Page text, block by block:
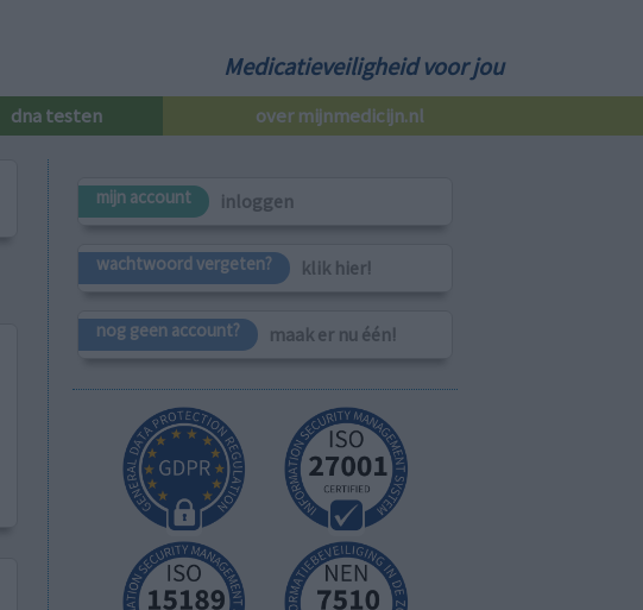
Medicatieveiligheid voor jou
dna testen over mijnmedicijn.nl
mijn account inloggen
wachtwoord vergeten? klik hier!
nog geen account? maak er nu één!